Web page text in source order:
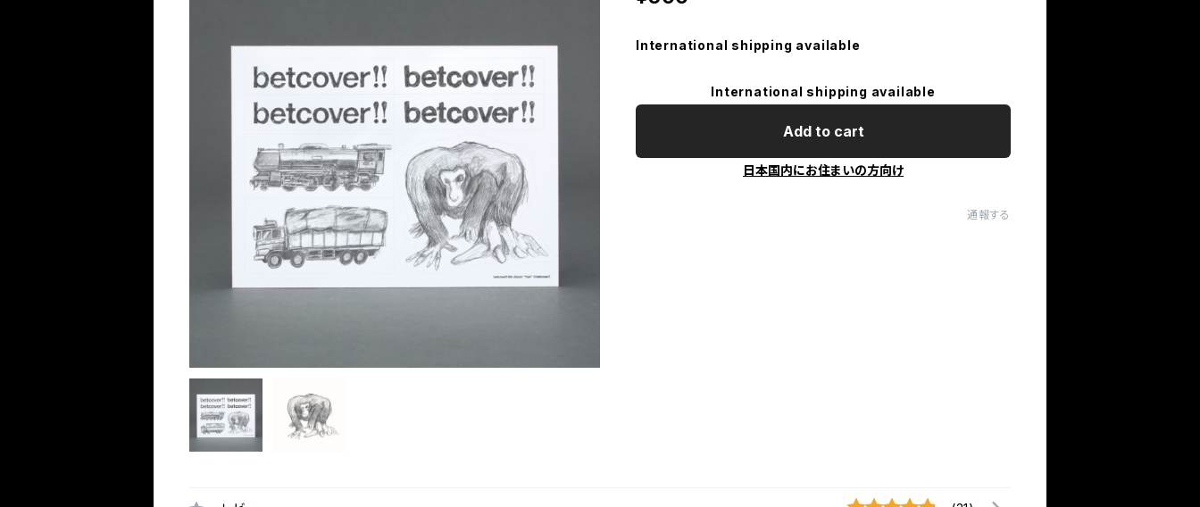
International shipping available
International shipping available
Add to cart
日本国内にお住まいの方向け
通報する